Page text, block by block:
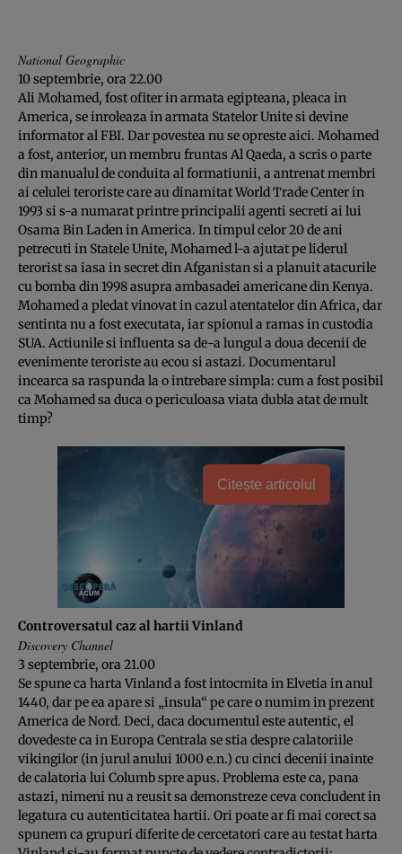
National Geographic
10 septembrie, ora 22.00
Ali Mohamed, fost ofiter in armata egipteana, pleaca in
America, se inroleaza in armata Statelor Unite si devine
informator al FBI. Dar povestea nu se opreste aici. Mohamed
a fost, anterior, un membru fruntas Al Qaeda, a scris o parte
din manualul de conduita al formatiunii, a antrenat membri
ai celulei teroriste care au dinamitat World Trade Center in
1993 si s-a numarat printre principalii agenti secreti ai lui
Osama Bin Laden in America. In timpul celor 20 de ani
petrecuti in Statele Unite, Mohamed l-a ajutat pe liderul
terorist sa iasa in secret din Afganistan si a planuit atacurile
cu bomba din 1998 asupra ambasadei americane din Kenya.
Mohamed a pledat vinovat in cazul atentatelor din Africa, dar
sentinta nu a fost executata, iar spionul a ramas in custodia
SUA. Actiunile si influenta sa de-a lungul a doua decenii de
evenimente teroriste au ecou si astazi. Documentarul
incearca sa raspunda la o intrebare simpla: cum a fost posibil
ca Mohamed sa duca o periculoasa viata dubla atat de mult
timp?
Citește articolul
Controversatul caz al hartii Vinland
Discovery Channel
3 septembrie, ora 21.00
Se spune ca harta Vinland a fost intocmita in Elvetia in anul
1440, dar pe ea apare si „insula“ pe care o numim in prezent
America de Nord. Deci, daca documentul este autentic, el
dovedeste ca in Europa Centrala se stia despre calatoriile
vikingilor (in jurul anului 1000 e.n.) cu cinci decenii inainte
de calatoria lui Columb spre apus. Problema este ca, pana
astazi, nimeni nu a reusit sa demonstreze ceva concludent in
legatura cu autenticitatea hartii. Ori poate ar fi mai corect sa
spunem ca grupuri diferite de cercetatori care au testat harta